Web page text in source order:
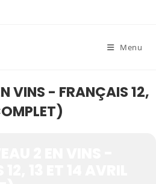
Menu
VINS - FRANÇAIS 12,